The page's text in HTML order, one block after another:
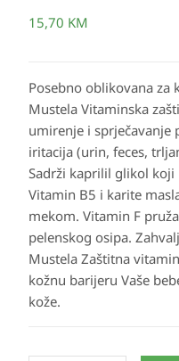
15,70 KM
Posebno oblikovana za
Mustela Vitaminska
umirenje i sprječavanje
iritacija (urin, feces,
Sadrži kaprilil glikol
Vitamin B5 i karite
mekom. Vitamin F
pelenskog osipa.
Mustela Zaštitna
kožnu barijeru Vaše
kože.